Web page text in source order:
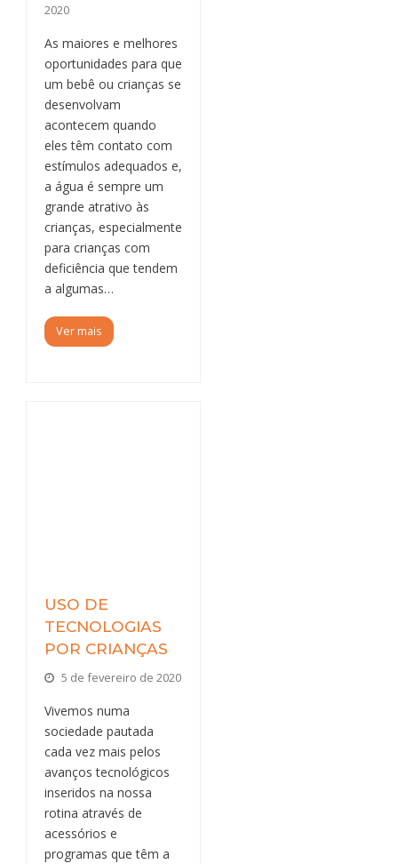
2020
As maiores e melhores
oportunidades para que
um bebê ou crianças se
desenvolvam
acontecem quando
eles têm contato com
estímulos adequados e,
a água é sempre um
grande atrativo às
crianças, especialmente
para crianças com
deficiência que tendem
a algumas…
Ver mais
USO DE
TECNOLOGIAS
POR CRIANÇAS
5 de fevereiro de 2020
Vivemos numa
sociedade pautada
cada vez mais pelos
avanços tecnológicos
inseridos na nossa
rotina através de
acessórios e
programas que têm a